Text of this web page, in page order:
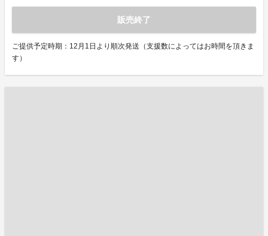
販売終了
ご提供予定時期：12月1日より順次発送（支援数によってはお時間を頂きま
す）